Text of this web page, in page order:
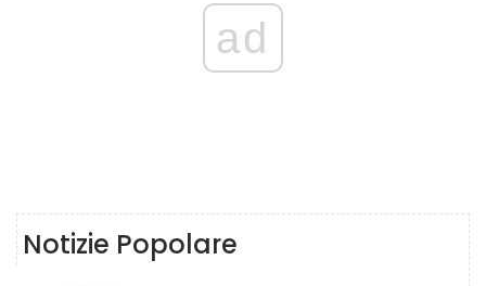
ad
Notizie Popolare